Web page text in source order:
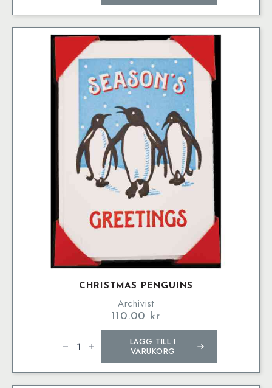
CHRISTMAS PENGUINS
Archivist
110.00 kr
Penguins
mängd
LÄGG TILL I
VARUKORG